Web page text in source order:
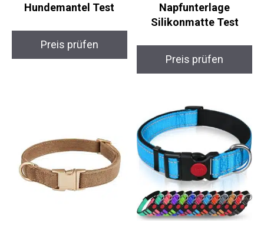
Hundemantel Test
Preis prüfen
Napfunterlage
Silikonmatte Test
Preis prüfen